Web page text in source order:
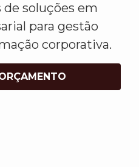
soluções em
para gestão
corporativa.